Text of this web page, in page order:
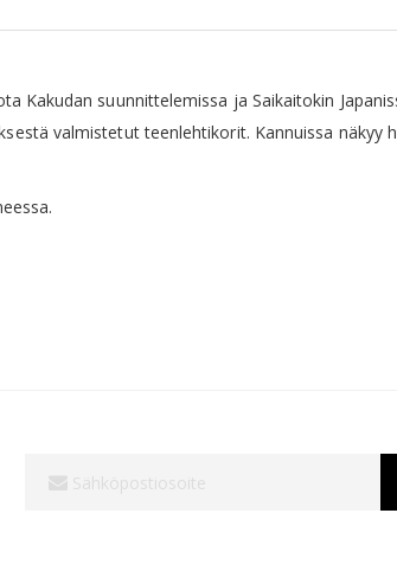
Kakudan suunnittelemissa ja Saikaitokin
valmistetut teenlehtikorit. Kannuissa